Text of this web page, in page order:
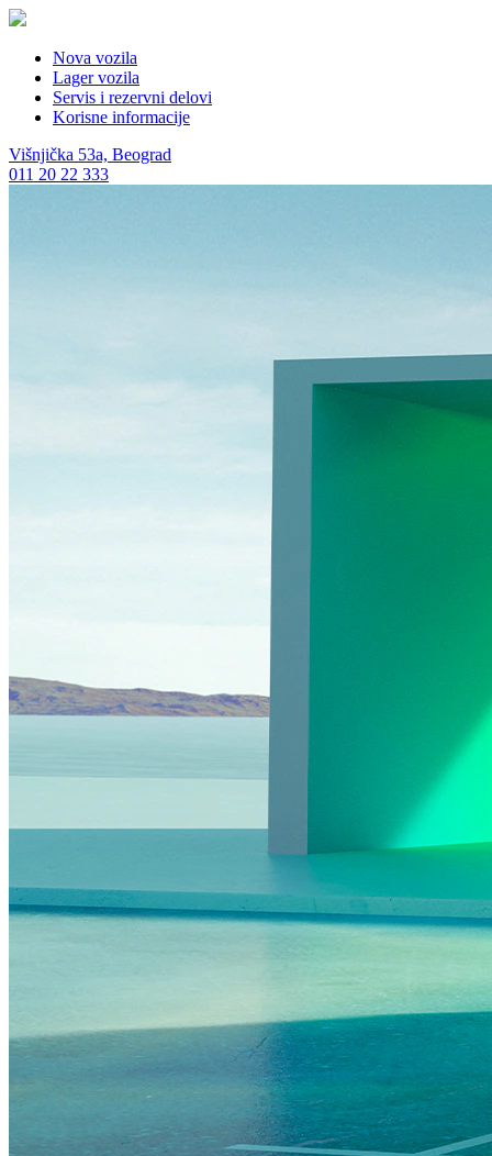
Nova vozila
Lager vozila
Servis i rezervni delovi
Korisne informacije
Višnjička 53a, Beograd
011 20 22 333